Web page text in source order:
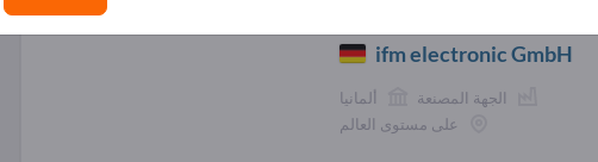
ifm electronic GmbH
الجهة المصنعة
ألمانيا
على مستوى العالم